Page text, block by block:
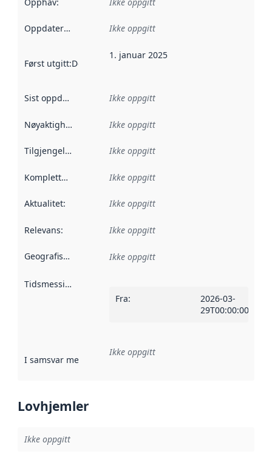
Oppdateringsfrekvens :
Ikke oppgitt
Først utgitt:Denne datoen sier når dataene i dette
1. januar 2025
Sist oppdatert Ikke oppgitt
Nøyaktighet Ikke oppgitt
Tilgjengelighet Ikke oppgitt
Kompletthet Ikke oppgitt
Aktualitet: Ikke oppgitt
Relevans: Ikke oppgitt
Geografisk avgrensning :
Ikke oppgitt
Tidsmessig avgrensning
Fra:
2026-03-
29T00:00:00Z
I samsvar med Referanse til en implementasjonsregel
Ikke oppgitt
Lovhjemler
Ikke oppgitt